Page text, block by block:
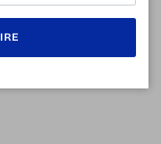
Titanium Flex 1626B
et Blanc